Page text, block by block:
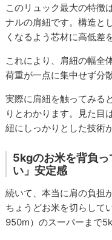
このリュック最大の特徴
ナルの肩紐です。構造と
くなるよう芯材に高低差
これにより、肩紐の幅全
荷重が一点に集中せず分
実際に肩紐を触ってみる
りとわかります。見た目
紐にしっかりとした技術
5kgのお米を背負
い」安定感
続いて、本当に肩の負担
ちょうどお米を切らして
950m）のスーパーまで